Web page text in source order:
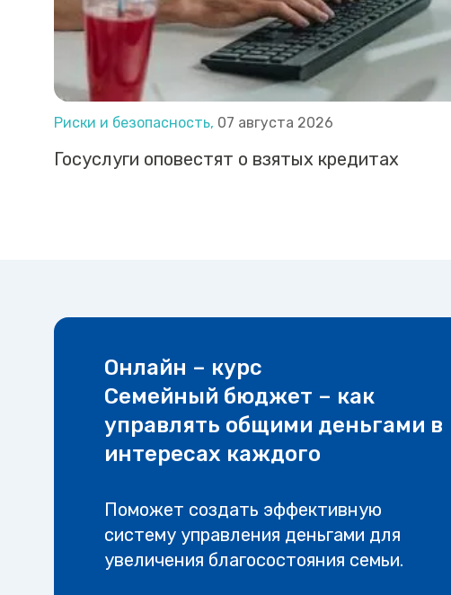
Риски и безопасность, 07 августа 2026
Госуслуги оповестят о взятых кредитах
Онлайн – курс
Семейный бюджет – как
управлять общими деньгами в
интересах каждого
Поможет создать эффективную
систему управления деньгами для
увеличения благосостояния семьи.